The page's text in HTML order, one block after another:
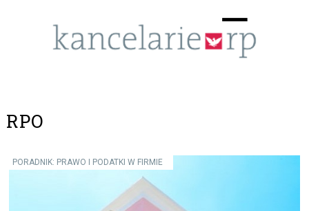
☰
RPO
PORADNIK: PRAWO I PODATKI W FIRMIE